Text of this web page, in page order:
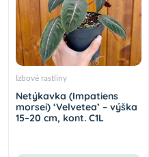
Izbové rastliny
Netýkavka (Impatiens
morsei) ‘Velvetea’ – výška
15–20 cm, kont. C1L